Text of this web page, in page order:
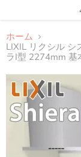
ホーム
LIXIL リクシル シ
ラI型 2274mm 基